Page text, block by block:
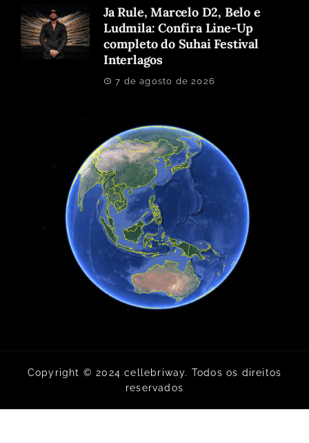
Ja Rule, Marcelo D2, Belo e
Ludmila: Confira Line-Up
completo do Suhai Festival
Interlagos
7 de agosto de 2026
Copyright © 2024 cellebriway. Todos os direitos
reservados